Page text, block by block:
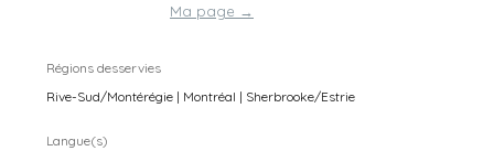
Ma page →
Régions desservies
Rive-Sud/Montérégie | Montréal | Sherbrooke/Estrie
Langue(s)